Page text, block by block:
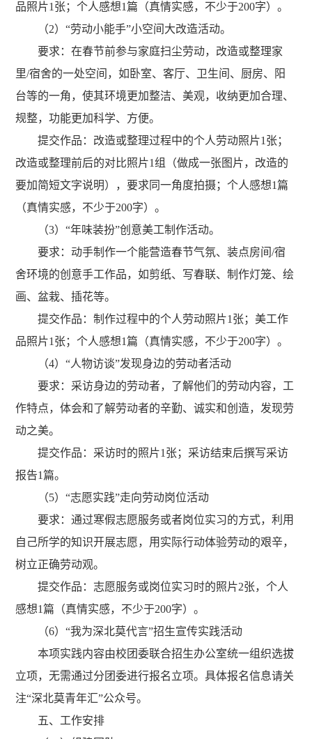
品照片1 张；个人感想1篇（真情实感，不少于200字）。
（2）“劳动小能手”小空间大改造活动。
要求：在春节前参与家庭扫尘劳动，改造或整理家
里/宿舍的一处空间，如卧室、客厅、卫生间、厨房、阳
台等的一角，使其环境更加整洁、美观，收纳更加合理、
规整，功能更加科学、方便。
提交作品：改造或整理过程中的个人劳动照片1 张；
改造或整理前后的对比照片1组（做成一张图片，改造的
要加简短文字说明），要求同一角度拍摄；个人感想1篇
（真情实感，不少于200字）。
（3）“年味装扮”创意美工制作活动。
要求：动手制作一个能营造春节气氛、装点房间/宿
舍环境的创意手工作品，如剪纸、写春联、制作灯笼、绘
画、盆栽、插花等。
提交作品：制作过程中的个人劳动照片1 张；美工作
品照片1 张；个人感想1篇（真情实感，不少于200字）。
（4）“人物访谈”发现身边的劳动者活动
要求：采访身边的劳动者，了解他们的劳动内容，工
作特点，体会和了解劳动者的辛勤、诚实和创造，发现劳
动之美。
提交作品：采访时的照片1 张；采访结束后撰写采访
报告1篇。
（5）“志愿实践”走向劳动岗位活动
要求：通过寒假志愿服务或者岗位实习的方式，利用
自己所学的知识开展志愿，用实际行动体验劳动的艰辛，
树立正确劳动观。
提交作品：志愿服务或岗位实习时的照片2张，个人
感想1篇（真情实感，不少于200字）。
（6）“我为深北莫代言”招生宣传实践活动
本项实践内容由校团委联合招生办公室统一组织选拔
立项，无需通过分团委进行报名立项。具体报名信息请关
注“深北莫青年汇”公众号。
五、工作安排